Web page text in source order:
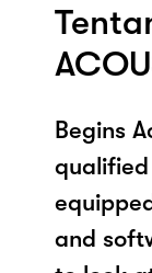
Begins
and